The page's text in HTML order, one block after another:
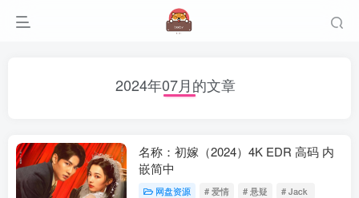
2024年07月的文章
名称：初嫁（2024）4K EDR 高码 内
嵌简中
网盘资源 # 爱情 # 悬疑 # Jack